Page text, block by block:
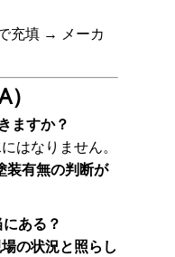
充填 → メーカ
ますか？
はなりません。
装有無の判断が
ある？
の状況と照らし